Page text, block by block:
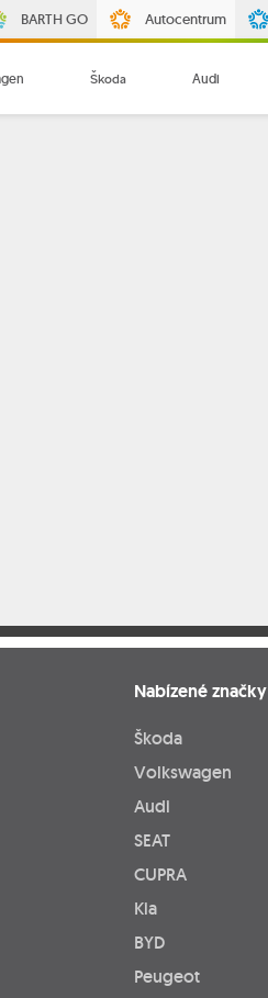
BARTH GO Autocentrum
Škoda Audi
Nabízené značky
Škoda
Volkswagen
Audi
SEAT
CUPRA
Kia
BYD
Peugeot